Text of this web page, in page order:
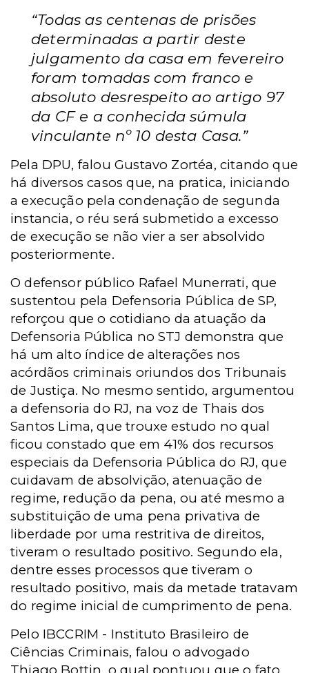
“Todas as centenas de prisões
determinadas a partir deste
julgamento da casa em fevereiro
foram tomadas com franco e
absoluto desrespeito ao artigo 97
da CF e a conhecida súmula
vinculante nº 10 desta Casa.”
Pela DPU, falou Gustavo Zortéa, citando que
há diversos casos que, na pratica, iniciando
a execução pela condenação de segunda
instancia, o réu será submetido a excesso
de execução se não vier a ser absolvido
posteriormente.
O defensor público Rafael Munerrati, que
sustentou pela Defensoria Pública de SP,
reforçou que o cotidiano da atuação da
Defensoria Pública no STJ demonstra que
há um alto índice de alterações nos
acórdãos criminais oriundos dos Tribunais
de Justiça. No mesmo sentido, argumentou
a defensoria do RJ, na voz de Thais dos
Santos Lima, que trouxe estudo no qual
ficou constado que em 41% dos recursos
especiais da Defensoria Pública do RJ, que
cuidavam de absolvição, atenuação de
regime, redução da pena, ou até mesmo a
substituição de uma pena privativa de
liberdade por uma restritiva de direitos,
tiveram o resultado positivo. Segundo ela,
dentre esses processos que tiveram o
resultado positivo, mais da metade tratavam
do regime inicial de cumprimento de pena.
Pelo IBCCRIM - Instituto Brasileiro de
Ciências Criminais, falou o advogado